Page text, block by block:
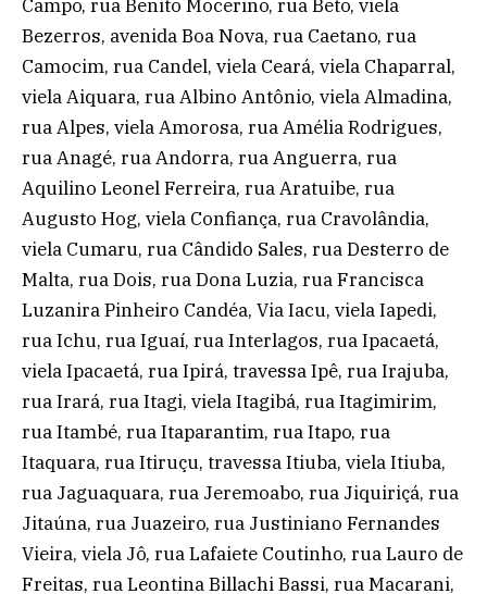
Campo, rua Benito Mocerino, rua Beto, viela
Bezerros, avenida Boa Nova, rua Caetano, rua
Camocim, rua Candel, viela Ceará, viela Chaparral,
viela Aiquara, rua Albino Antônio, viela Almadina,
rua Alpes, viela Amorosa, rua Amélia Rodrigues,
rua Anagé, rua Andorra, rua Anguerra, rua
Aquilino Leonel Ferreira, rua Aratuibe, rua
Augusto Hog, viela Confiança, rua Cravolândia,
viela Cumaru, rua Cândido Sales, rua Desterro de
Malta, rua Dois, rua Dona Luzia, rua Francisca
Luzanira Pinheiro Candéa, Via Iacu, viela Iapedi,
rua Ichu, rua Iguaí, rua Interlagos, rua Ipacaetá,
viela Ipacaetá, rua Ipirá, travessa Ipê, rua Irajuba,
rua Irará, rua Itagi, viela Itagibá, rua Itagimirim,
rua Itambé, rua Itaparantim, rua Itapo, rua
Itaquara, rua Itiruçu, travessa Itiuba, viela Itiuba,
rua Jaguaquara, rua Jeremoabo, rua Jiquiriçá, rua
Jitaúna, rua Juazeiro, rua Justiniano Fernandes
Vieira, viela Jô, rua Lafaiete Coutinho, rua Lauro de
Freitas, rua Leontina Billachi Bassi, rua Macarani,